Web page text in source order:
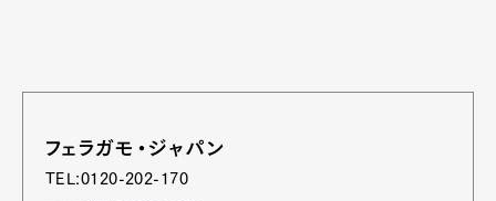
フェラガモ・ジャパン
TEL:0120-202-170